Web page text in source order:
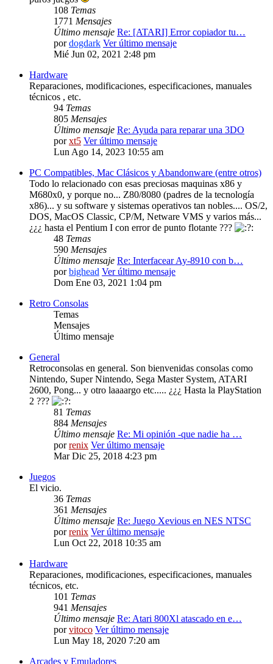
108 Temas
1771 Mensajes
Último mensaje Re: [ATARI] Error copiador tu…
pordogdark Ver último mensaje
Mié Jun 02, 2021 2:48 pm
Hardware
Reparaciones, modificaciones, especificaciones, manuales
técnicos , etc.
94 Temas
805 Mensajes
Último mensaje Re: Ayuda para reparar una 3DO
porxt5 Ver último mensaje
Lun Ago 14, 2023 10:55 am
PC Compatibles, Mac Clásicos y Abandonware (entre otros)
Todo lo relacionado con esas preciosas maquinas x86 y
M680x0, y porque no... Z80/8080 (padres de la tecnología
x86)... y su software y sistemas operativos tan nobles.... OS/2,
DOS, MacOS Classic, CP/M, Netware VMS y varios más...
¿¿¿ hasta el Pentium I con error de punto flotante ???
48 Temas
590 Mensajes
Último mensaje Re: Interfacear Ay-8910 con b…
porbighead Ver último mensaje
Dom Ene 03, 2021 1:04 pm
Retro Consolas
Temas
Mensajes
Último mensaje
General
Retroconsolas en general. Son bienvenidas consolas como
Nintendo, Super Nintendo, Sega Master System, ATARI
2600, Pong... y otro laaaargo etc..... ¿¿¿ Hasta la PlayStation
2 ???
81 Temas
884 Mensajes
Último mensaje Re: Mi opinión -que nadie ha …
porrenix Ver último mensaje
Mar Dic 25, 2018 4:23 pm
Juegos
El vicio.
36 Temas
361 Mensajes
Último mensaje Re: Juego Xevious en NES NTSC
porrenix Ver último mensaje
Lun Oct 22, 2018 10:35 am
Hardware
Reparaciones, modificaciones, especificaciones, manuales
técnicos, etc.
101 Temas
941 Mensajes
Último mensaje Re: Atari 800Xl atascado en e…
porvitoco Ver último mensaje
Lun May 18, 2020 7:20 am
Arcades y Emuladores